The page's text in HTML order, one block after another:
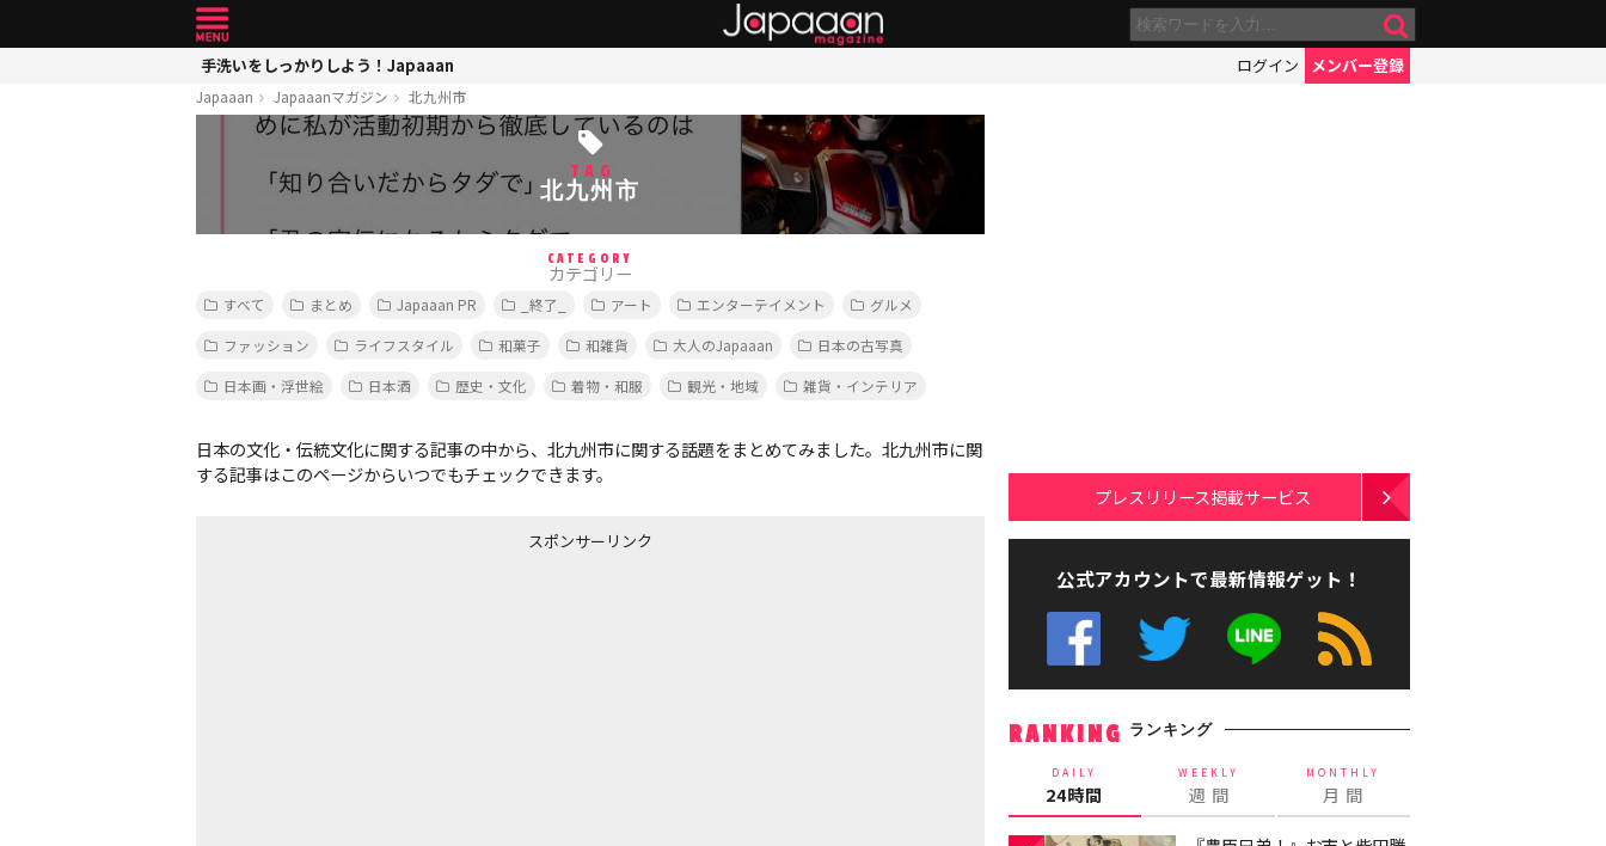
手洗いをしっかりしよう！Japaaan ログイン メンバー登録
Japaaan Japaaanマガジン 北九州市
TAG
北九州市
CATEGORY
カテゴリー
すべて まとめ Japaaan PR _終了_ アート エンターテイメント
グルメ
ファッション
ライフスタイル 和菓子 和雑貨 大人のJapaaan
日本の古写真
日本画・浮世絵
日本酒 歴史・文化 着物・和服 観光・地域 雑貨・インテリア
日本の文化・伝統文化に関する記事の中から、北九州市に関する話題をまとめてみました。北九州市に関
する記事はこのページからいつでもチェックできます。
スポンサーリンク
プレスリリース掲載サービス
公式アカウントで最新情報ゲット！
RANKING ランキング
DAILY
24時間
WEEKLY
週 間
MONTHLY
月 間